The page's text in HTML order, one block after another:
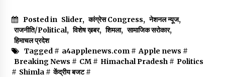
Posted in Slider, कांग्रेस Congress, नेशनल न्यूज,
राजनीति/Political, विशेष ख़बर, शिमला, सामाजिक सरोकार,
हिमाचल प्रदेश
Tagged # a4applenews.com# Apple news #
Breaking News # CM# Himachal Pradesh# Politics
# Shimla# केंद्रीय बजट#